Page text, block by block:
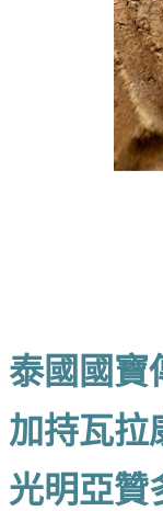
泰國國寶
加持瓦拉
光明亞贊